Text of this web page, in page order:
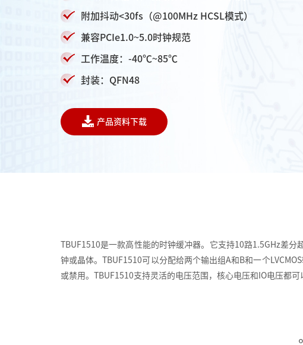
附加抖动<30fs（@100MHz HCSL模式）
兼容PCIe1.0~5.0时钟规范
工作温度：-40℃~85℃
封装：QFN48
产品资料下载
TBUF1510是一款高性能的时钟缓冲器。它支持10路1.5GHz差
钟或晶体。TBUF1510可以分配给两个输出组A和B和一个
或禁用。TBUF1510支持灵活的电压范围，核心电压和IO电压都可